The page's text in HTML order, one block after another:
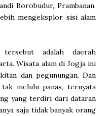
Borobudur, Prambanan,
mengeksplor sisi alam
adalah daerah
Wisata alam di Jogja ini
dan pegunungan. Dan
melulu panas, ternyata
yang terdiri dari dataran
saja tidak banyak orang